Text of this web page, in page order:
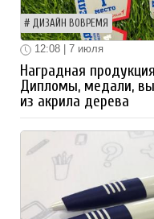
ДИЗАЙН ВОВРЕМЯ
12:08 | 7 июля
Наградная
Дипломы, медали,
из акрила дерева